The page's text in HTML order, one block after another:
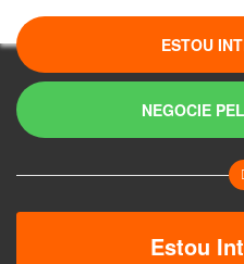
ESTOU
NEGOCIE
Estou